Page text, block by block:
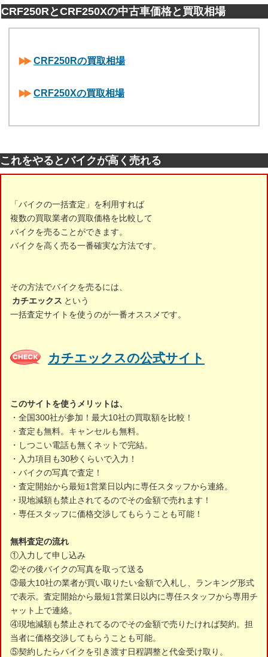
CRF250RとCRF250Xの中古車価格と買取相場
CRF250Rの買取相場
CRF250Xの買取相場
これをやるとバイクが高く売れる
「バイクの一括査定」を利用すれば
複数の買取業者の買取価格を比較して
バイクを売ることができます。
バイクを高く売る一番確実な方法です。
その方法でバイクを売るには、
カチエックス という
一括査定サイトを使うのが一番オススメです。
カチエックスの公式サイト
このサイトを使うメリットは、
・全国300社が参加！最大10社の買取額を比較！
・査定も無料。キャンセルも無料。
・しつこい電話も無くネットで完結。
・入力項目も30秒くらいで入力！
・バイクの写真で査定！
・査定開始から最短1営業日以内に専任スタッフから連絡。
・現地減額も禁止されてるのでその金額で売れます！
・専任スタッフに価格交渉してもらうことも可能！
無料査定の流れ
①入力して申し込み
②その後バイクの写真を取って送る
③最大10社の業者が買い取りたい金額で入札し、ランキング形式
で表示。査定開始から最短1営業日以内に専任スタッフから専用チ
ャット上で連絡。
④現地減額も禁止されてるのでその金額で売りたければ契約。担
当者に価格交渉してもらうことも可能。
⑤契約したらバイクを引き渡す日程調整と代金受け取り。